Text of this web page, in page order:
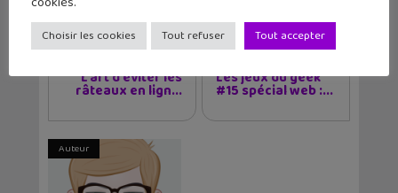
Article précédent
L’art d’éviter les
râteaux en lign...
Article suivant
Les jeux du geek
#15 spécial web :...
Auteur
Choisir les cookies Tout refuser Tout accepter